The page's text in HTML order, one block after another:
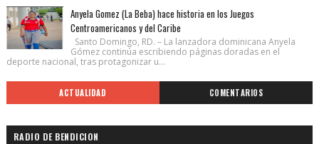
Anyela Gomez (La Beba) hace historia en los Juegos
Centroamericanos y del Caribe
Santo Domingo, RD. – La lanzadora dominicana Anyela
Gómez continúa escribiendo páginas doradas en el
deporte nacional, tras protagonizar u...
ACTUALIDAD COMENTARIOS
RADIO DE BENDICION